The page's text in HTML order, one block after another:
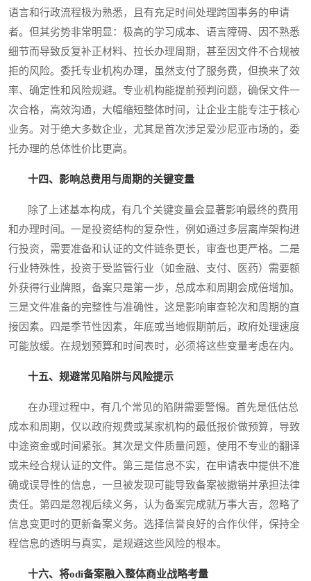
语言和行政流程极为熟悉，且有充足时间处理跨国事务的申请
者。但其劣势非常明显：极高的学习成本、语言障碍、因不熟悉
细节而导致反复补正材料、拉长办理周期，甚至因文件不合规被
拒的风险。委托专业机构办理，虽然支付了服务费，但换来了效
率、确定性和风险规避。专业机构能提前预判问题，确保文件一
次合格，高效沟通，大幅缩短整体时间，让企业主能专注于核心
业务。对于绝大多数企业，尤其是首次涉足爱沙尼亚市场的，委
托办理的总体性价比更高。
十四、影响总费用与周期的关键变量
除了上述基本构成，有几个关键变量会显著影响最终的费用
和办理时间。一是投资结构的复杂性，例如通过多层离岸架构进
行投资，需要准备和认证的文件链条更长，审查也更严格。二是
行业特殊性，投资于受监管行业（如金融、支付、医药）需要额
外获得行业牌照，备案只是第一步，总成本和周期会成倍增加。
三是文件准备的完整性与准确性，这是影响审查轮次和周期的直
接因素。四是季节性因素，年底或当地假期前后，政府处理速度
可能放缓。在规划预算和时间表时，必须将这些变量考虑在内。
十五、规避常见陷阱与风险提示
在办理过程中，有几个常见的陷阱需要警惕。首先是低估总
成本和周期，仅以政府规费或某家机构的最低报价做预算，导致
中途资金或时间紧张。其次是文件质量问题，使用不专业的翻译
或未经合规认证的文件。第三是信息不实，在申请表中提供不准
确或误导性的信息，一旦被发现可能导致备案被撤销并承担法律
责任。第四是忽视后续义务，认为备案完成就万事大吉，忽略了
信息变更时的更新备案义务。选择信誉良好的合作伙伴，保持全
程信息的透明与真实，是规避这些风险的根本。
十六、将odi备案融入整体商业战略考量